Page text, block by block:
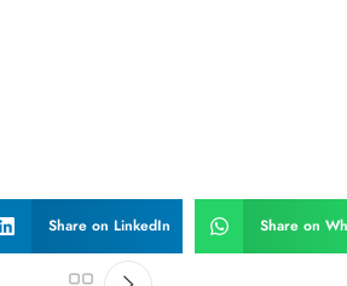
Share on LinkedIn Share on